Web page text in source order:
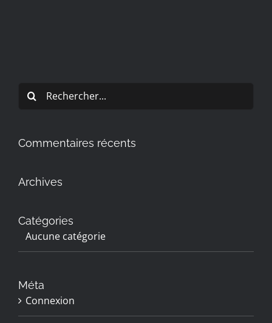
Rechercher:
Commentaires récents
Archives
Catégories
Aucune catégorie
Méta
Connexion